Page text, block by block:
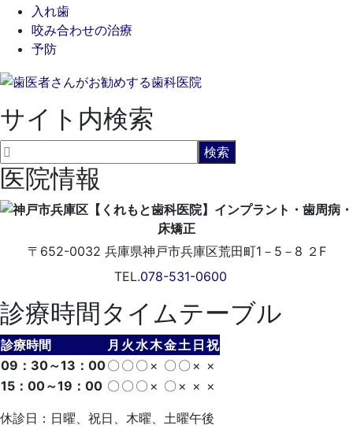
入れ歯
咬み合わせの治療
予防
サイト内検索
医院情報
〒652-0032 兵庫県神戸市兵庫区荒田町1－5－8 ２F
TEL.078-531-0600
診療時間タイムテーブル
診療時間 月 火 水木金土 日 祝
09：30～13：00〇 〇 〇 × 〇 〇 × ×
15：00～19：00 〇 〇 〇 × 〇 × × ×
休診日：日曜、祝日、木曜、土曜午後